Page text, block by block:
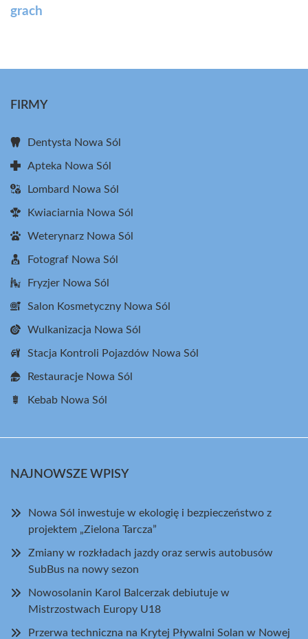
grach
FIRMY
Dentysta Nowa Sól
Apteka Nowa Sól
Lombard Nowa Sól
Kwiaciarnia Nowa Sól
Weterynarz Nowa Sól
Fotograf Nowa Sól
Fryzjer Nowa Sól
Salon Kosmetyczny Nowa Sól
Wulkanizacja Nowa Sól
Stacja Kontroli Pojazdów Nowa Sól
Restauracje Nowa Sól
Kebab Nowa Sól
NAJNOWSZE WPISY
Nowa Sól inwestuje w ekologię i bezpieczeństwo z
projektem „Zielona Tarcza”
Zmiany w rozkładach jazdy oraz serwis autobusów
SubBus na nowy sezon
Nowosolanin Karol Balcerzak debiutuje w
Mistrzostwach Europy U18
Przerwa techniczna na Krytej Pływalni Solan w Nowej